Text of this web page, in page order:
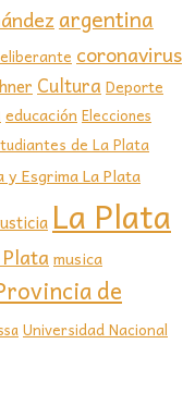
argentina
coronavirus
Cultura Deporte
educación Elecciones
de La Plata
y Esgrima La Plata
La Plata
musica
de
Universidad Nacional